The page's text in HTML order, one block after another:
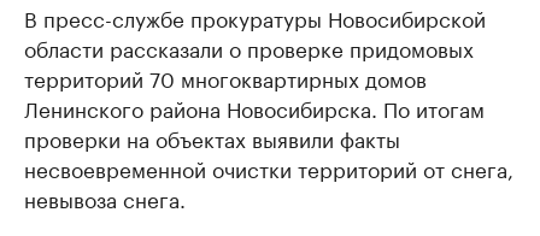
В пресс-службе прокуратуры Новосибирской
области рассказали о проверке придомовых
территорий 70 многоквартирных домов
Ленинского района Новосибирска. По итогам
проверки на объектах выявили факты
несвоевременной очистки территорий от снега,
невывоза снега.